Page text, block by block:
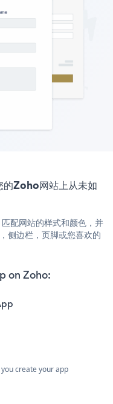
Zoho网站上从未如
配网站的样式和颜色，并
侧边栏，页脚或您喜欢的
on Zoho:
create your app